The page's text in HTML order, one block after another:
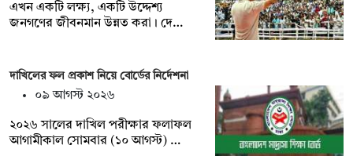
এখন একটি লক্ষ্য, একটি উদ্দেশ্য
জনগণের জীবনমান উন্নত করা। দে…
দাখিলের ফল প্রকাশ নিয়ে বোর্ডের নির্দেশনা
০৯ আগস্ট ২০২৬
২০২৬ সালের দাখিল পরীক্ষার ফলাফল
আগামীকাল সোমবার (১০ আগস্ট) …